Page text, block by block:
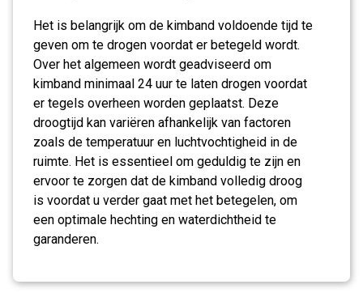
Het is belangrijk om de kimband voldoende tijd te
geven om te drogen voordat er betegeld wordt.
Over het algemeen wordt geadviseerd om
kimband minimaal 24 uur te laten drogen voordat
er tegels overheen worden geplaatst. Deze
droogtijd kan variëren afhankelijk van factoren
zoals de temperatuur en luchtvochtigheid in de
ruimte. Het is essentieel om geduldig te zijn en
ervoor te zorgen dat de kimband volledig droog
is voordat u verder gaat met het betegelen, om
een optimale hechting en waterdichtheid te
garanderen.